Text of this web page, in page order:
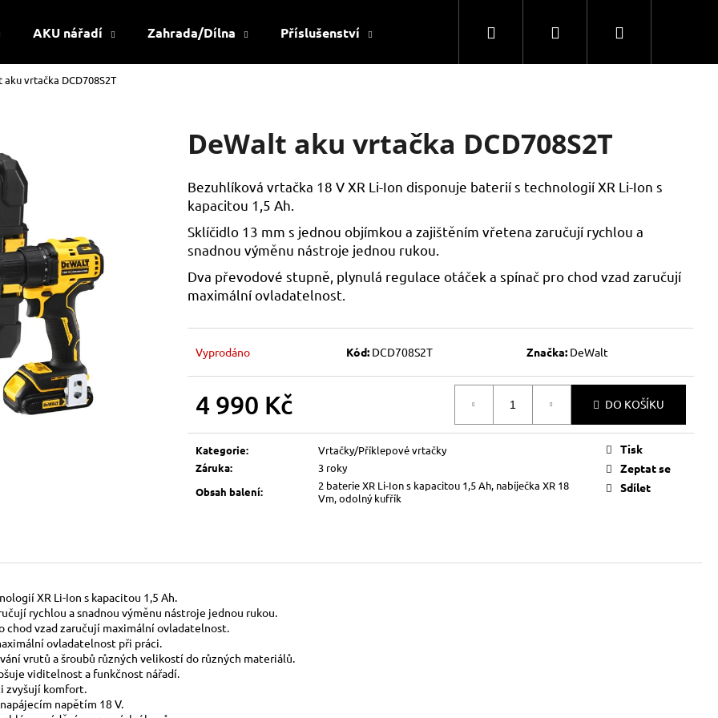
AKU nářadí Zahrada/Dílna Příslušenství Servis Kontakty
Hledat PřihlášeníNákupní
aku vrtačka DCD708S2T
DeWalt aku vrtačka DCD708S2T
Bezuhlíková vrtačka 18 V XR Li-Ion disponuje baterií s technologií XR Li-Ion s
kapacitou 1,5 Ah.
Sklíčidlo 13 mm s jednou objímkou a zajištěním vřetena zaručují rychlou a
snadnou výměnu nástroje jednou rukou.
Dva převodové stupně, plynulá regulace otáček a spínač pro chod vzad zaručují
maximální ovladatelnost.
Vyprodáno Kód: DCD708S2T Značka: DeWalt
4 990 Kč DO KOŠÍKU
Kategorie:
Vrtačky/Příklepové vrtačky
Záruka:
3 roky
Obsah balení:
2 baterie XR Li-Ion s kapacitou 1,5 Ah, nabíječka XR 18
Vm, odolný kufřík
Tisk
Zeptat se
Sdílet
XR Li-Ion s kapacitou 1,5 Ah.
rychlou a snadnou výměnu nástroje jednou rukou.
chod vzad zaručují maximální ovladatelnost.
ovladatelnost při práci.
vrutů a šroubů různých velikostí do různých materiálů.
viditelnost a funkčnost nářadí.
zvyšují komfort.
napětím 18 V.
Co potřebujete najít?
HLEDAT